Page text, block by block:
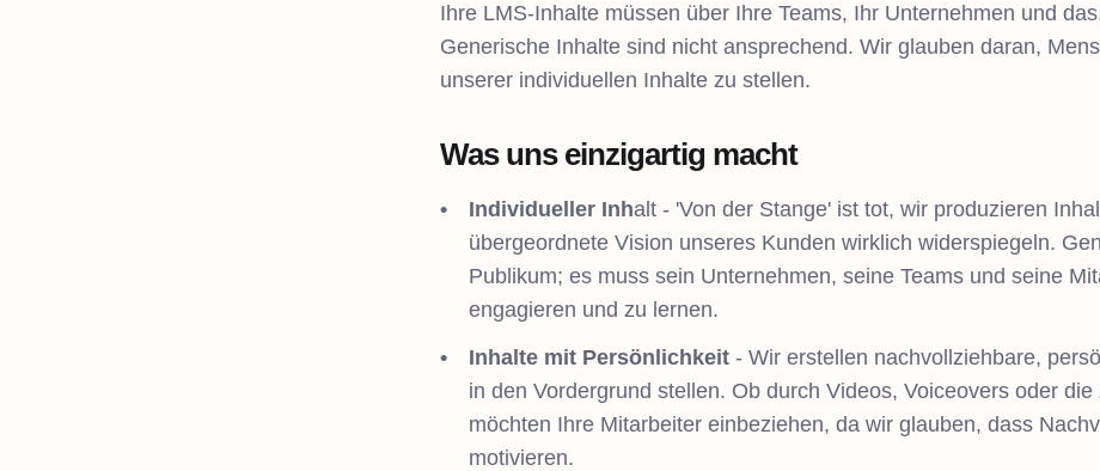
Ihre LMS-Inhalte müssen über Ihre Teams, Ihr Unternehmen und
Generische Inhalte sind nicht ansprechend. Wir glauben daran,
unserer individuellen Inhalte zu stellen.
Was uns einzigartig macht
Individueller Inhalt - 'Von der Stange' ist tot, wir produzieren
übergeordnete Vision unseres Kunden wirklich widerspiegeln.
Publikum; es muss sein Unternehmen, seine Teams und seine
engagieren und zu lernen.
Inhalte mit Persönlichkeit - Wir erstellen nachvollziehbare,
in den Vordergrund stellen. Ob durch Videos, Voiceovers oder
möchten Ihre Mitarbeiter einbeziehen, da wir glauben, dass
motivieren.